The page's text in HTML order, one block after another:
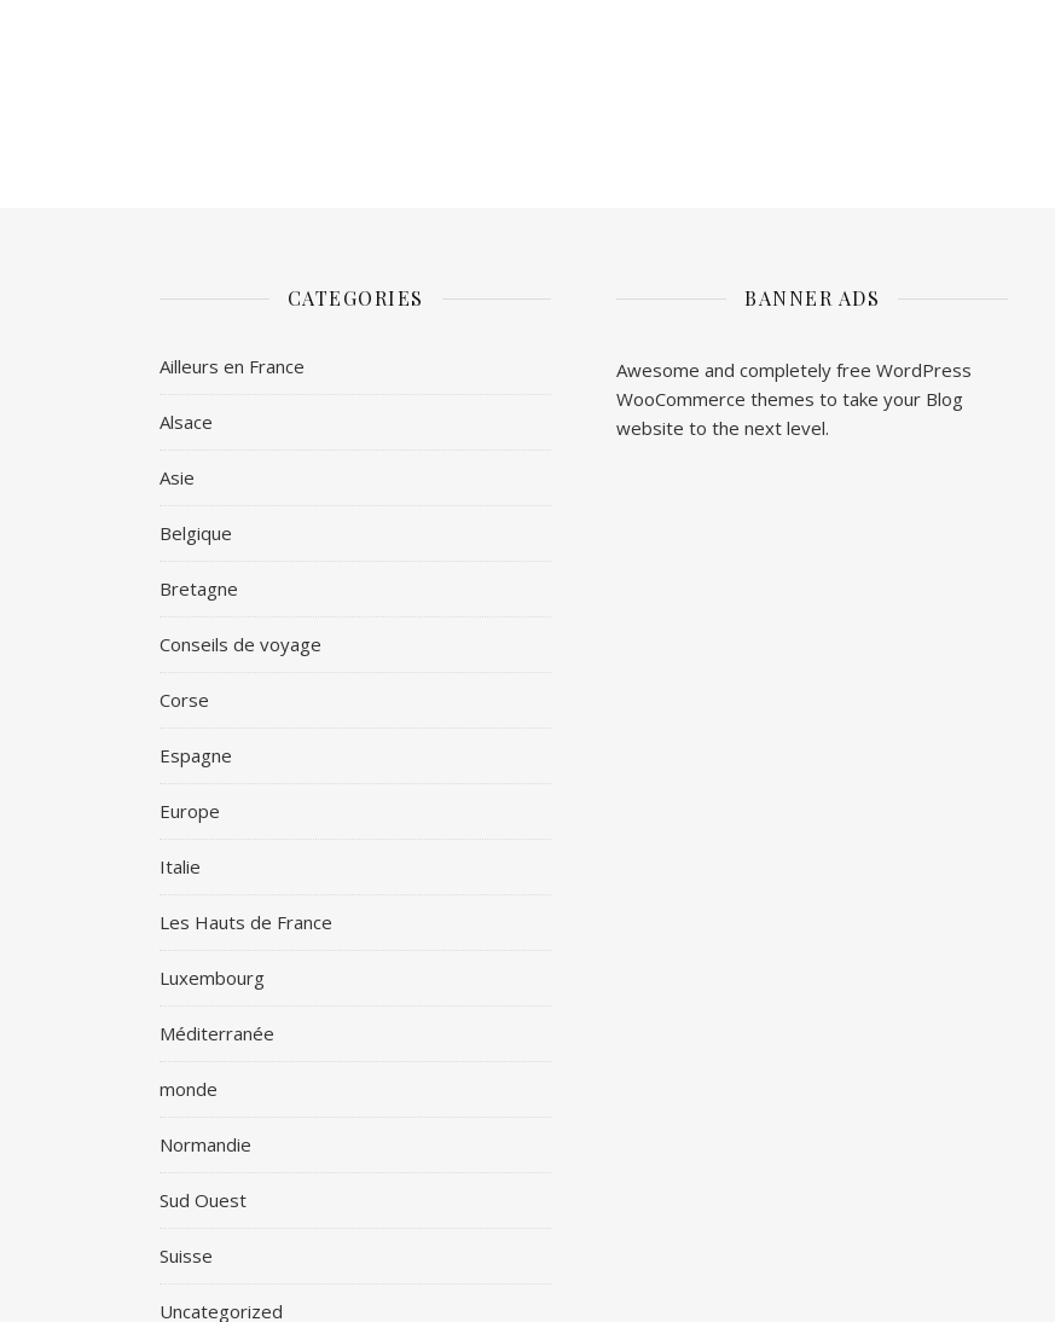
CATEGORIES
Ailleurs en France
Alsace
Asie
Belgique
Bretagne
Conseils de voyage
Corse
Espagne
Europe
Italie
Les Hauts de France
Luxembourg
Méditerranée
monde
Normandie
Sud Ouest
Suisse
Uncategorized
BANNER ADS
Awesome and completely free WordPress
WooCommerce themes to take your Blog
website to the next level.